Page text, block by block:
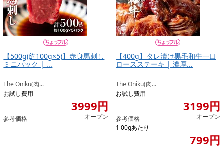
【500g(約100g×5)】赤身馬刺し
ミニパック | ...
The Oniku(肉...
お試し費用
3999円
参考価格 オープン
【400g】タレ漬け黒毛和牛一口
ロースステーキ | 濃厚...
The Oniku(肉...
お試し費用
3199円
参考価格
オープン
1 00gあたり
799円